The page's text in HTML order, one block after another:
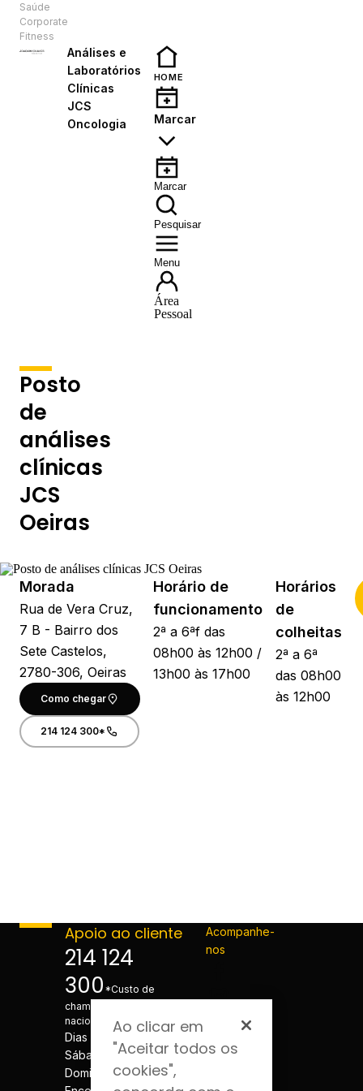
Saúde
Corporate
Fitness
Análises e
Laboratórios
Clínicas
JCS
Oncologia
HOME
Marcar
Marcar
Pesquisar
Menu
Área
Pessoal
Posto
de
análises
clínicas
JCS
Oeiras
Morada
Rua de Vera Cruz,
7 B - Bairro dos
Sete Castelos,
2780-306, Oeiras
Como chegar
214 124 300*
Horário de
funcionamento
2ª a 6ªf das
08h00 às 12h00 /
13h00 às 17h00
Horários
de
colheitas
2ª a 6ª
das 08h00
às 12h00
Apoio ao cliente
214 124
300 *Custo de
chamada para a rede fixa
nacional
Dias úteis - 08h às 20h
Sábados - 08h às 20h
Domingos e Feriados -
Acompanhe-
nos
Ao clicar em
"Aceitar todos os
cookies",